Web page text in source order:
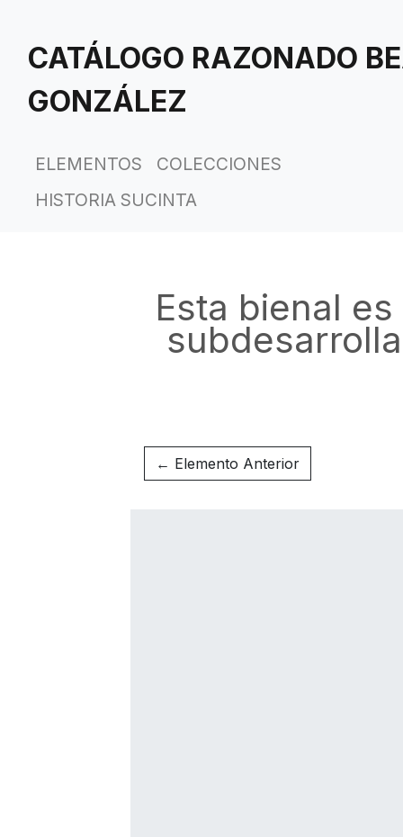
contenido
CATÁLOGO RAZONADO
GONZÁLEZ
ELEMENTOS
COLECCIONES
HISTORIA SUCINTA
Esta bienal
← Elemento Anterior